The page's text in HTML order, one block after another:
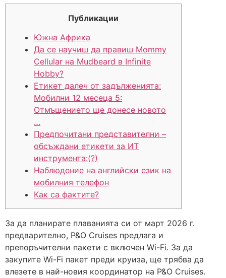
Публикации
Южна Африка
Да се ​​научиш да правиш Mommy
Cellular на Mudbeard в Infinite
Hobby?
Етикет далеч от задълженията:
Мобилни 12 месеца 5:
Отмъщението ще донесе новото
…
Предпочитани представителни –
обсъждани етикети за ИТ
инструмента:(?)
Наблюдение на английски език на
мобилния телефон
Как са фактите?
За да планирате плаванията си от март 2026 г.
предварително, P&O Cruises предлага и
препоръчителни пакети с включен Wi-Fi. За да
закупите Wi-Fi пакет преди круиза, ще трябва да
влезете в най-новия координатор на P&O Cruises.